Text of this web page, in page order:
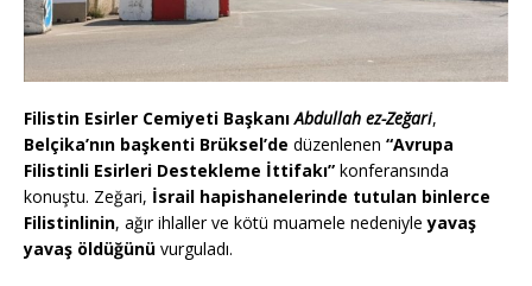
Filistin Esirler Cemiyeti Başkanı Abdullah ez-Zeğari,
Belçika’nın başkenti Brüksel’de düzenlenen “Avrupa
Filistinli Esirleri Destekleme İttifakı” konferansında
konuştu. Zeğari, İsrail hapishanelerinde tutulan binlerce
Filistinlinin, ağır ihlaller ve kötü muamele nedeniyleyavaş
yavaş öldüğünü vurguladı.